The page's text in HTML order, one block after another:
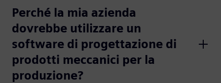
Perché la mia azienda
dovrebbe utilizzare un
software di progettazione di
prodotti meccanici per la
produzione?